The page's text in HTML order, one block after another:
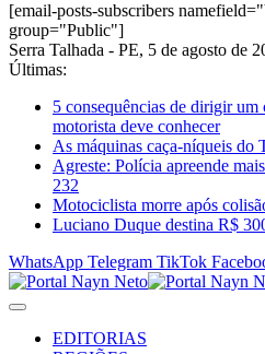
[email-posts-subscribers
group="Public"]
Serra Talhada - PE, 5 de agosto de
Últimas:
5 consequências de dirigir
motorista deve conhecer
As máquinas caça-níqueis do
Agreste: Polícia apreende
232
Motociclista morre após
Luciano Duque destina R$
WhatsApp Telegram TikTok
EDITORIAS